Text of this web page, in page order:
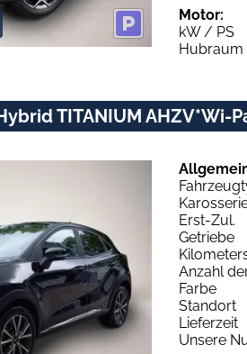
Motor:
kW / PS
Hubraum
TITANIUM AHZV*Wi-
Erst-Zul.
Getriebe
Anzahl
Farbe
Standort
Lieferzeit
Unsere